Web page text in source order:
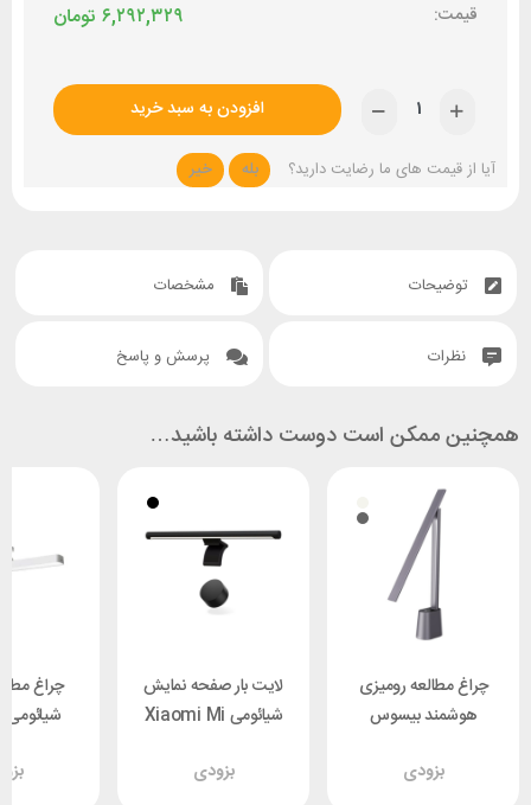
تومان ۶,۲۹۲,۳۲۹
افزودن به سبد خرید
آیا از قیمت های ما رضایت دارید؟ بله خیر
توضیحات مشخصات
نظرات پرسش و پاسخ
همچنین ممکن است دوست داشته باشید…
چراغ مطالعه رومیزی
هوشمند بیسوس
بزودی
لایت بار صفحه نمایش
شیائومی Xiaomi Mi
بزودی
چراغ